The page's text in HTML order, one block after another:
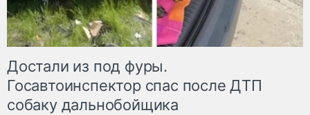
Достали из под фуры.
Госавтоинспектор спас после ДТП
собаку дальнобойщика